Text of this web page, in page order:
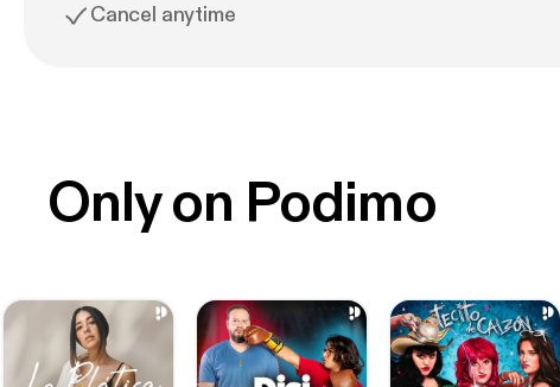
Cancel anytime
Only on Podimo